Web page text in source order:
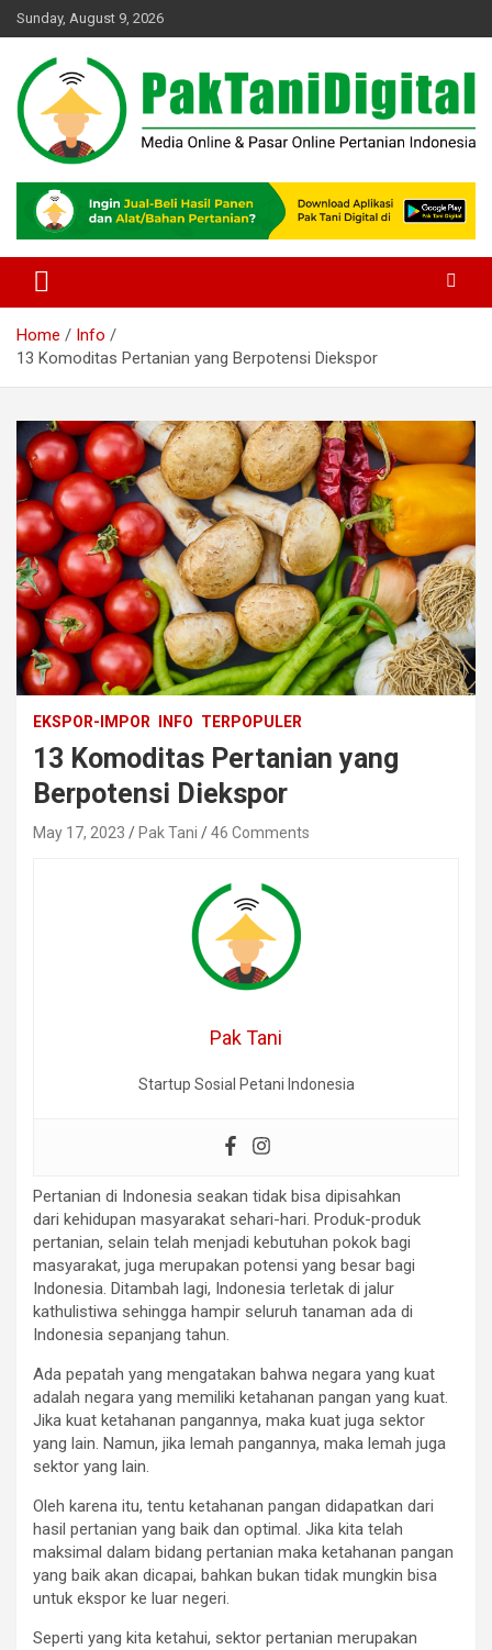
Skip
to
content
Sunday, August 9, 2026
Pak Tani Digital
Home
Info
13 Komoditas Pertanian yang Berpotensi Diekspor
EKSPOR-IMPOR INFO TERPOPULER
13 Komoditas Pertanian yang
Berpotensi Diekspor
May 17, 2023 Pak Tani 46 Comments
Pak Tani
Startup Sosial Petani Indonesia
Pertanian di Indonesia seakan tidak bisa dipisahkan
dari kehidupan masyarakat sehari-hari. Produk-produk
pertanian, selain telah menjadi kebutuhan pokok bagi
masyarakat, juga merupakan potensi yang besar bagi
Indonesia. Ditambah lagi, Indonesia terletak di jalur
kathulistiwa sehingga hampir seluruh tanaman ada di
Indonesia sepanjang tahun.
Ada pepatah yang mengatakan bahwa negara yang kuat
adalah negara yang memiliki ketahanan pangan yang kuat.
Jika kuat ketahanan pangannya, maka kuat juga sektor
yang lain. Namun, jika lemah pangannya, maka lemah juga
sektor yang lain.
Oleh karena itu, tentu ketahanan pangan didapatkan dari
hasil pertanian yang baik dan optimal. Jika kita telah
maksimal dalam bidang pertanian maka ketahanan pangan
yang baik akan dicapai, bahkan bukan tidak mungkin bisa
untuk ekspor ke luar negeri.
Seperti yang kita ketahui, sektor pertanian merupakan